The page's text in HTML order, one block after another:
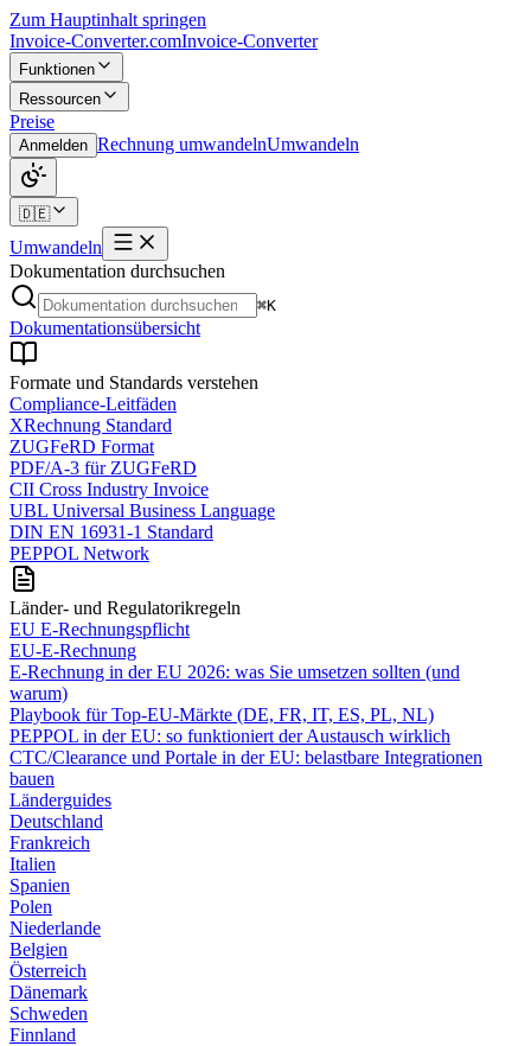
Zum Hauptinhalt springen
Invoice-Converter.comInvoice-Converter
Funktionen
Ressourcen
Preise
Anmelden Rechnung umwandelnUmwandeln
🇩🇪
Umwandeln
Dokumentation durchsuchen
⌘K
Dokumentationsübersicht
Formate und Standards verstehen
Compliance-Leitfäden
XRechnung Standard
ZUGFeRD Format
PDF/A-3 für ZUGFeRD
CII Cross Industry Invoice
UBL Universal Business Language
DIN EN 16931-1 Standard
PEPPOL Network
Länder- und Regulatorikregeln
EU E-Rechnungspflicht
EU-E-Rechnung
E‑Rechnung in der EU 2026: was Sie umsetzen sollten (und
warum)
Playbook für Top‑EU‑Märkte (DE, FR, IT, ES, PL, NL)
PEPPOL in der EU: so funktioniert der Austausch wirklich
CTC/Clearance und Portale in der EU: belastbare Integrationen
bauen
Länderguides
Deutschland
Frankreich
Italien
Spanien
Polen
Niederlande
Belgien
Österreich
Dänemark
Schweden
Finnland